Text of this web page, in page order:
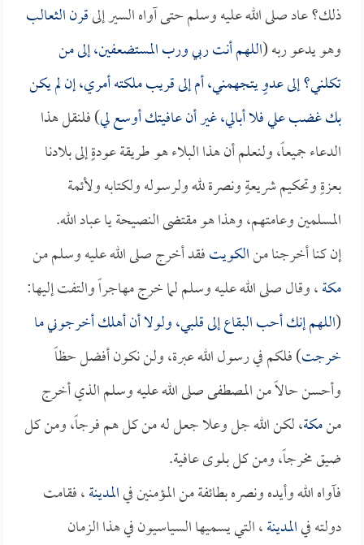
ذلك؟ عاد صلى الله عليه وسلم حتى آواه السير إلىقرن الثعالب
وهو يدعو ربه (اللهم أنت ربي ورب المستضعفين، إلى من
تكلني؟ إلى عدوٍ يتجهمني، أم إلى قريب ملكته أمري، إن لم يكن
بك غضب علي فلا أبالي، غير أن عافيتك أوسع لي) فلنقل هذا
الدعاء جميعاً، ولنعلم أن هذا البلاء هو طريقة عودةٍ إلى بلادنا
بعزةٍ وتحكيم شريعةٍ ونصرة لله ولرسوله ولكتابه ولأئمة
المسلمين وعامتهم، وهذا هو مقتضى النصيحة يا عباد الله.
إن كنا أخرجنا منالكويتفقد أخرج صلى الله عليه وسلم من
مكة، وقال صلى الله عليه وسلم لما خرج مهاجراً والتفت إليها:
(اللهم إنك أحب البقاع إلى قلبي، ولولا أن أهلك أخرجوني ما
خرجت) فلكم في رسول الله عبرة، ولن نكون أفضل حظاً
وأحسن حالاً من المصطفى صلى الله عليه وسلم الذي أخرج
منمكة، لكن الله جل وعلا جعل له من كل هم فرجاً، ومن كل
ضيق مخرجاً، ومن كل بلوى عافية.
فآواه الله وأيده ونصره بطائفة من المؤمنين فيالمدينة، فقامت
دولته فيالمدينة، التي يسميها السياسيون في هذا الزمان